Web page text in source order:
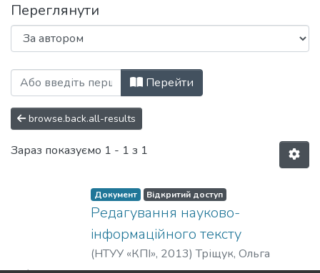
Переглянути
Перегляд Навчально-методичні
Перейти
browse.back.all-results
Зараз показуємо 1 - 1 з 1
Вантажиться...
Документ Відкритий доступ
Редагування науково-
інформаційного тексту
(НТУУ «КПІ», 2013)Тріщук, Ольга